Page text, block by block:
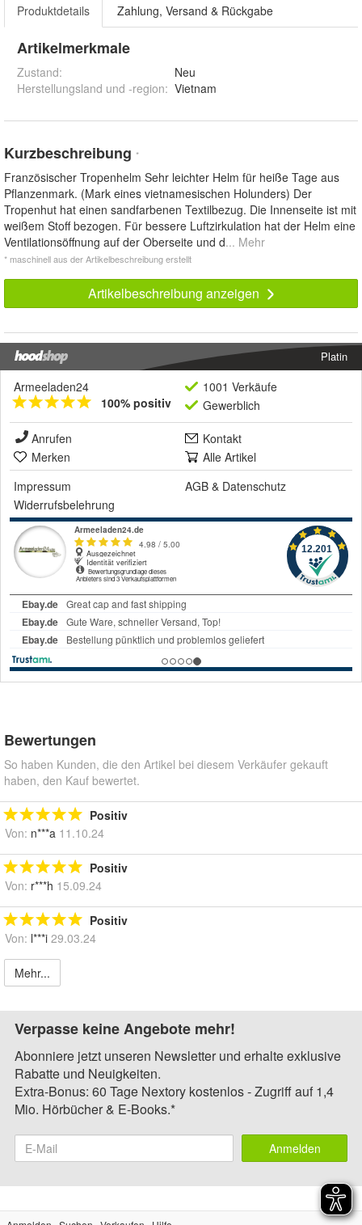
Produktdetails Zahlung, Versand & Rückgabe
Artikelmerkmale
Zustand:
Neu
Herstellungsland und -region: Vietnam
Kurzbeschreibung *
Französischer Tropenhelm Sehr leichter Helm für heiße Tage aus
Pflanzenmark. (Mark eines vietnamesischen Holunders) Der
Tropenhut hat einen sandfarbenen Textilbezug. Die Innenseite ist mit
weißem Stoff bezogen. Für bessere Luftzirkulation hat der Helm eine
Ventilationsöffnung auf der Oberseite und d... Mehr
* maschinell aus der Artikelbeschreibung erstellt
Artikelbeschreibung anzeigen
Platin
Armeeladen24
100% positiv
1001 Verkäufe
Gewerblich
Anrufen
Kontakt
Merken
Alle Artikel
Impressum
AGB & Datenschutz
Widerrufsbelehrung
Bewertungen
So haben Kunden, die den Artikel bei diesem Verkäufer gekauft
haben, den Kauf bewertet.
Positiv
Von: n***a 11.10.24
Positiv
Von: r***h 15.09.24
Positiv
Von: l***i 29.03.24
Mehr...
Verpasse keine Angebote mehr!
Abonniere jetzt unseren Newsletter und erhalte exklusive
Rabatte und Neuigkeiten.
Extra-Bonus: 60 Tage Nextory kostenlos - Zugriff auf 1,4
Mio. Hörbücher & E-Books.*
Anmelden